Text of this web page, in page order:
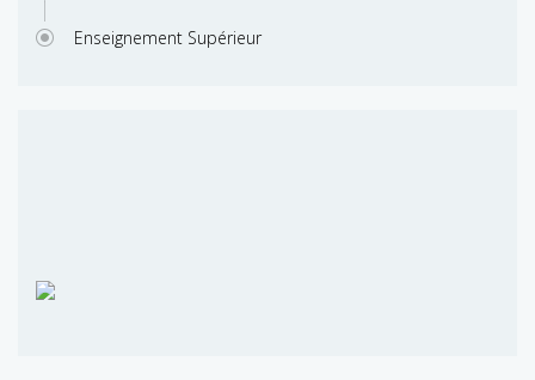
Enseignement Supérieur